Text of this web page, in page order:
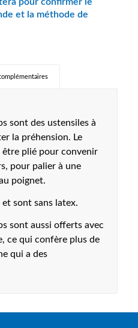
sont des ustensiles à
la préhension. Le
plié pour convenir
pour palier à une
poignet.
et sont sans latex.
sont aussi offerts avec
ce qui confère plus de
qui a des